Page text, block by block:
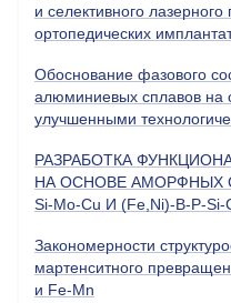
и селективного
ортопедических
Обоснование фазового
алюминиевых сплавов на
улучшенными
РАЗРАБОТКА
НА ОСНОВЕ АМОРФНЫХ
Si-Мo-Cu И (Fe,Ni)-B-P-Si-
Закономерности
мартенситного
и Fe-Mn